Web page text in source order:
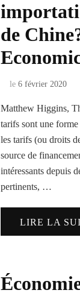
de
le 6 février 2020
Matthew Higgins,
tarifs sont une
les tarifs (ou droits
source de
intéressants depuis
pertinents, …
LIRE LA